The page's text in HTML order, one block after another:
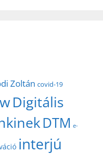
Zoltán covid-19
Digitális
DTM e-
interjú